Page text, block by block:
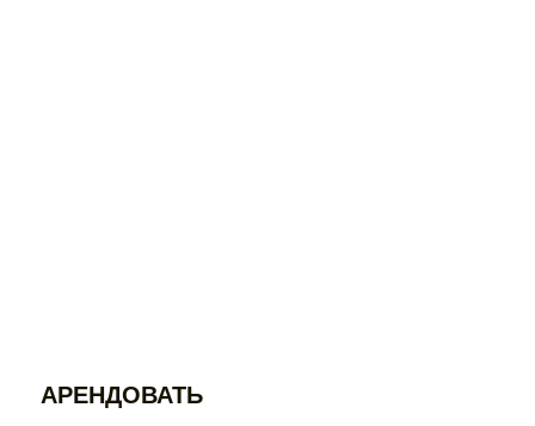
АРЕНДОВАТЬ